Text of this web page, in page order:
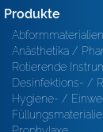
Produkte
Abformmaterialien
Anästhetika /
Rotierende
Desinfektions- /
Hygiene- /